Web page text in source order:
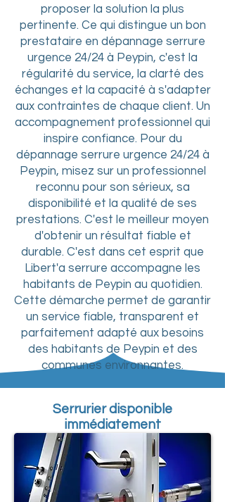
proposer la solution la plus
pertinente. Ce qui distingue un bon
prestataire en dépannage serrure
urgence 24/24 à Peypin, c'est la
régularité du service, la clarté des
échanges et la capacité à s'adapter
aux contraintes de chaque client. Un
accompagnement professionnel qui
inspire confiance. Pour du
dépannage serrure urgence 24/24 à
Peypin, misez sur un professionnel
reconnu pour son sérieux, sa
disponibilité et la qualité de ses
prestations. C'est le meilleur moyen
d'obtenir un résultat fiable et
durable. C'est dans cet esprit que
Libert'a serrure accompagne les
habitants de Peypin au quotidien.
Cette démarche permet de garantir
un service fiable, transparent et
parfaitement adapté aux besoins
des habitants de Peypin et des
communes environnantes.
Serrurier disponible
immédiatement